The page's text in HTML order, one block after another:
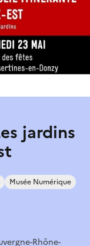
jardins
Musée Numérique
Rhône-